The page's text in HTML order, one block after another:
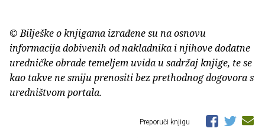
© Bilješke o knjigama izrađene su na osnovu
informacija dobivenih od nakladnika i njihove dodatne
uredničke obrade temeljem uvida u sadržaj knjige, te se
kao takve ne smiju prenositi bez prethodnog dogovora s
uredništvom portala.
Preporuči knjigu